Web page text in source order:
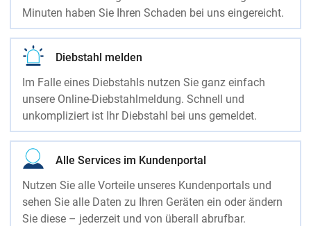
Minuten haben Sie Ihren Schaden bei uns eingereicht.
Diebstahl melden
Im Falle eines Diebstahls nutzen Sie ganz einfach
unsere Online-Diebstahlmeldung. Schnell und
unkompliziert ist Ihr Diebstahl bei uns gemeldet.
Alle Services im Kundenportal
Nutzen Sie alle Vorteile unseres Kundenportals und
sehen Sie alle Daten zu Ihren Geräten ein oder ändern
Sie diese – jederzeit und von überall abrufbar.